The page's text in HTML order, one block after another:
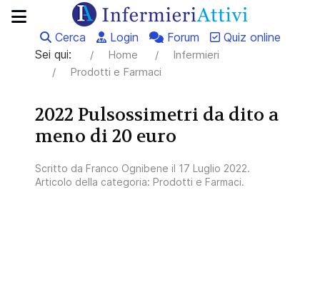
Cerca Login Forum
Quiz online
Sei qui:
Home
Infermieri
Prodotti e Farmaci
2022 Pulsossimetri da dito a
meno di 20 euro
Scritto da Franco Ognibene il 17 Luglio 2022.
Articolo della categoria: Prodotti e Farmaci.